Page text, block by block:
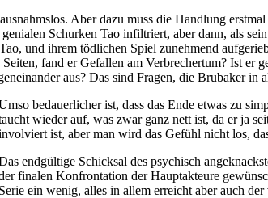
Aber dazu muss die Handlung
Schurken Tao infiltriert, aber dann, als
und ihrem tödlichen Spiel zunehmend
Seiten, fand er Gefallen am Verbrechertum? Ist
aus? Das sind Fragen, die Brubaker
bedauerlicher ist, dass das Ende etwas zu
wieder auf, was zwar ganz nett ist, da er ja
ist, aber man wird das Gefühl nicht los,
endgültige Schicksal des psychisch
finalen Konfrontation der Hauptakteure
Serie ein wenig, alles in allem erreicht aber auch